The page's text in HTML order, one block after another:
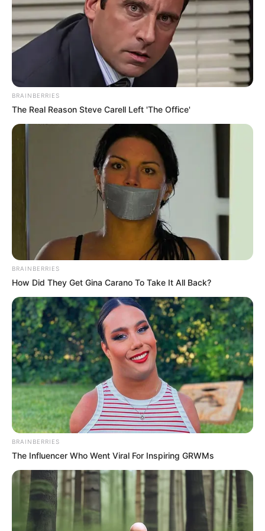
(foto: instagram/minami_hamabe.official)
Daftar isi
BRAINBERRIES
The Real Reason Steve Carell Left 'The Office'
BRAINBERRIES
How Did They Get Gina Carano To Take It All Back?
BRAINBERRIES
The Influencer Who Went Viral For Inspiring GRWMs